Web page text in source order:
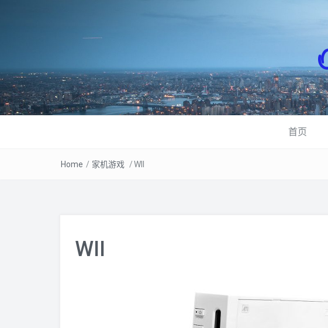
首页
Home / 家机游戏 /WII
WII